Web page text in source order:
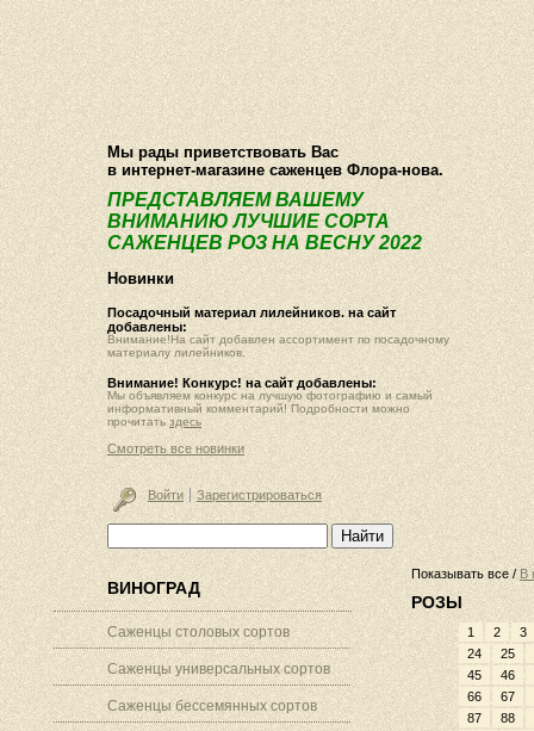
О компании Как купить Фотогалерея Статьи Опт
Мы рады приветствовать Вас
в интернет-магазине саженцев Флора-нова.
ПРЕДСТАВЛЯЕМ ВАШЕМУ
ВНИМАНИЮ ЛУЧШИЕ СОРТА
САЖЕНЦЕВ РОЗ НА ВЕСНУ 2022
Новинки
Посадочный материал лилейников. на сайт
добавлены:
Внимание!На сайт добавлен ассортимент по посадочному
материалу лилейников.
Внимание! Конкурс! на сайт добавлены:
Мы объявляем конкурс на лучшую фотографию и самый
информативный комментарий! Подробности можно
прочитать здесь
Смотреть все новинки
Войти Зарегистрироваться
ВИНОГРАД
Саженцы столовых сортов
Саженцы универсальных сортов
Саженцы бессемянных сортов
Показывать все / В
РОЗЫ
1 2
3
24
25
45
46
66
67
87
88